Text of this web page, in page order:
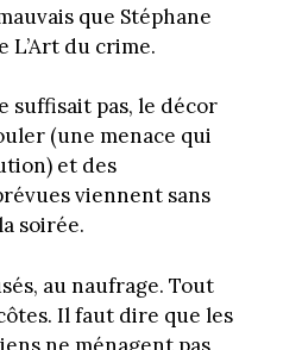
que Stéphane
L’Art du crime.
suffisait pas, le décor
(une menace qui
et des
viennent sans
soirée.
au naufrage. Tout
Il faut dire que les